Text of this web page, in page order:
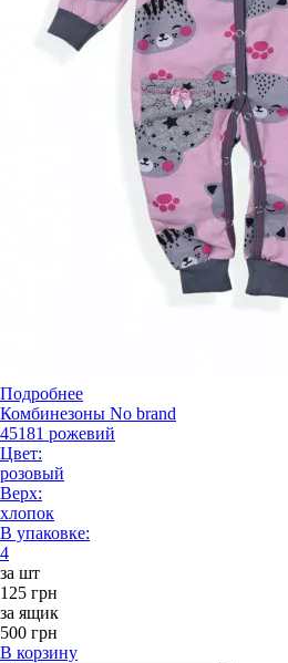
Подробнее
Комбинезоны No brand
45181 рожевий
Цвет:
розовый
Верх:
хлопок
В упаковке:
4
за шт
125 грн
за ящик
500 грн
В корзину